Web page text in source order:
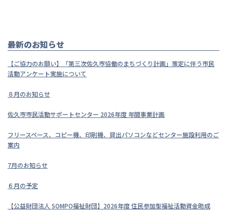
最新のお知らせ
【ご協力のお願い】「第三次佐久市協働のまちづくり計画」策定に伴う市民
活動アンケート実施について
８月のお知らせ
佐久市市民活動サポートセンター 2026年度 年間事業計画
フリースペース、コピー機、印刷機、貸出パソコンなどセンター施設利用のご
案内
7月のお知らせ
６月の予定
【公益財団法人 SOMPO福祉財団】2026年度 住民参加型福祉活動資金助成